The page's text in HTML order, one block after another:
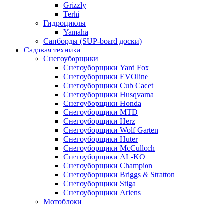
Grizzly
Terhi
Гидроциклы
Yamaha
Сапборды (SUP-board доски)
Садовая техника
Снегоуборщики
Снегоуборщики Yard Fox
Снегоуборщики EVOline
Снегоуборщики Cub Cadet
Снегоуборщики Husqvarna
Снегоуборщики Honda
Снегоуборщики MTD
Снегоуборщики Herz
Снегоуборщики Wolf Garten
Снегоуборщики Huter
Снегоуборщики McCulloch
Снегоуборщики AL-KO
Снегоуборщики Champion
Снегоуборщики Briggs & Stratton
Снегоуборщики Stiga
Снегоуборщики Ariens
Мотоблоки